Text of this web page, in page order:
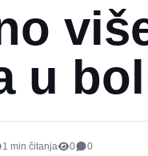
u
1 min čitanja 0 0